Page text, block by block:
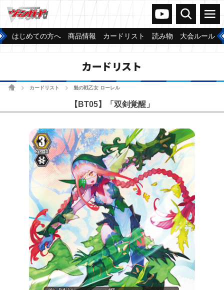
ヴァンガードch
検索 メニュー
はじめての方へ 商品情報 カードリスト 読み物 大会ルール
カードリスト
ホームカードリスト 魁の戦乙女 ローレル
【BT05】「双剣覚醒」